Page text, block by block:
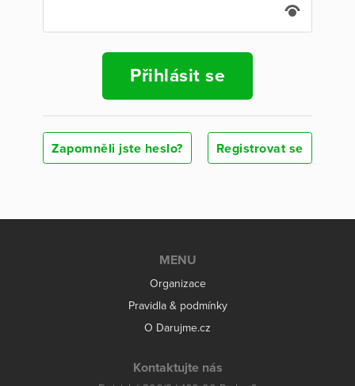
Přihlásit se
Zapomněli jste heslo? Registrovat se
MENU
Organizace
Pravidla & podmínky
O Darujme.cz
Kontaktujte nás